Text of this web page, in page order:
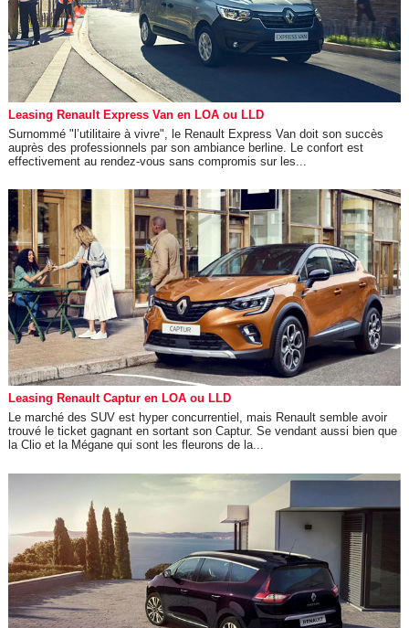
Leasing Renault Express Van en LOA ou LLD
Surnommé "l’utilitaire à vivre", le Renault Express Van doit son succès
auprès des professionnels par son ambiance berline. Le confort est
effectivement au rendez-vous sans compromis sur les...
Leasing Renault Captur en LOA ou LLD
Le marché des SUV est hyper concurrentiel, mais Renault semble avoir
trouvé le ticket gagnant en sortant son Captur. Se vendant aussi bien que
la Clio et la Mégane qui sont les fleurons de la...